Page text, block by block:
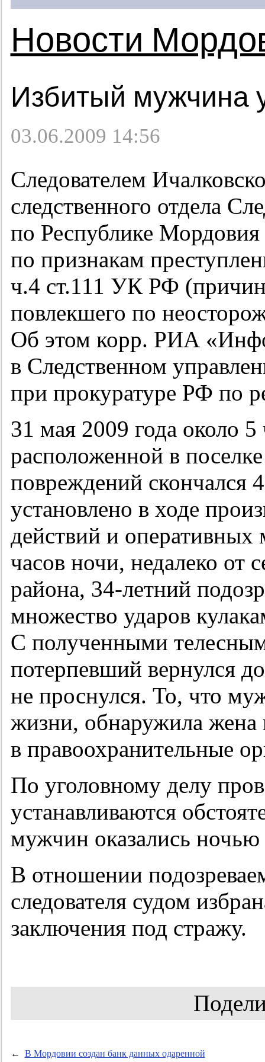
Новости
Избитый мужчина
03.06.2009 14:56
Следователем
следственного отдела
по Республике Мордовия
по признакам
ч.4 ст.111 УК РФ
повлекшего по
Об этом корр. РИА
в Следственном
при прокуратуре РФ по
31 мая 2009 года около 5
расположенной в
повреждений скончался
установлено в ходе
действий и
часов ночи, недалеко от
района, 34-летний
множество ударов
С полученными
потерпевший вернулся
не проснулся. То, что
жизни, обнаружила жена
в правоохранительные
По уголовному делу
устанавливаются
мужчин оказались ночью
В отношении
следователя судом
заключения под стражу.
←
В Мордовии создан банк данных одаренной